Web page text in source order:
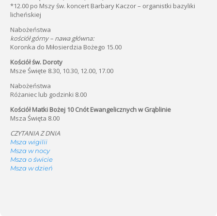
*12.00 po Mszy św. koncert Barbary Kaczor – organistki bazyliki
licheńskiej
Nabożeństwa
kościół górny – nawa główna:
Koronka do Miłosierdzia Bożego 15.00
Kościół św. Doroty
Msze Święte 8.30, 10.30, 12.00, 17.00
Nabożeństwa
Różaniec lub godzinki 8.00
Kościół Matki Bożej 10 Cnót Ewangelicznych w Grąblinie
Msza Święta 8.00
CZYTANIA Z DNIA
Msza wigilii
Msza w nocy
Msza o świcie
Msza w dzień